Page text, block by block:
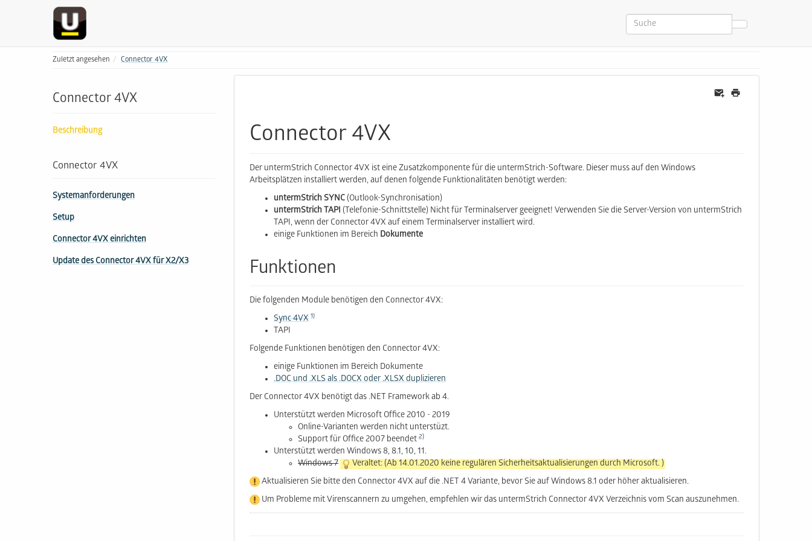
Zuletzt angesehen Connector 4VX
Connector 4VX
Beschreibung
Connector 4VX
Systemanforderungen
Setup
Connector 4VX einrichten
Update des Connector 4VX für X2/X3
Connector 4VX
Der untermStrich Connector 4VX ist eine Zusatzkomponente für die untermStrich-Software. Dieser muss auf den Windows
Arbeitsplätzen installiert werden, auf denen folgende Funktionalitäten benötigt werden:
untermStrich SYNC(Outlook-Synchronisation)
untermStrich TAPI (Telefonie-Schnittstelle) Nicht für Terminalserver geeignet! Verwenden Sie die Server-Version von untermStrich
TAPI, wenn der Connector 4VX auf einem Terminalserver installiert wird.
einige Funktionen im Bereich Dokumente
Funktionen
Die folgenden Module benötigen den Connector 4VX:
Sync 4VX 1)
TAPI
Folgende Funktionen benötigen den Connector 4VX:
einige Funktionen im Bereich Dokumente
.DOC und .XLS als .DOCX oder .XLSX duplizieren
Der Connector 4VX benötigt das .NET Framework ab 4.
Unterstützt werden Microsoft Office 2010 - 2019
Online-Varianten werden nicht unterstüzt.
Support für Office 2007 beendet 2)
Unterstützt werden Windows 8, 8.1, 10, 11.
Windows 7
Veraltet: (Ab 14.01.2020 keine regulären Sicherheitsaktualisierungen durch Microsoft. )
Aktualisieren Sie bitte den Connector 4VX auf die .NET 4 Variante, bevor Sie auf Windows 8.1 oder höher aktualisieren.
Um Probleme mit Virenscannern zu umgehen, empfehlen wir das untermStrich Connector 4VX Verzeichnis vom Scan auszunehmen.